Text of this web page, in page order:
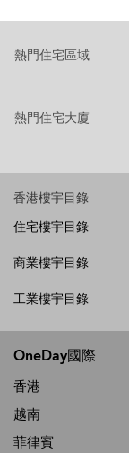
熱門住宅區域
熱門住宅大廈
香港樓宇目錄
住宅樓宇目錄
商業樓宇目錄
工業樓宇目錄
OneDay國際
香港
越南
菲律賓